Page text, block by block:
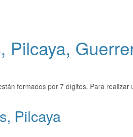
Pilcaya,
formados por 7 dígitos. Para realizar
Pilcaya